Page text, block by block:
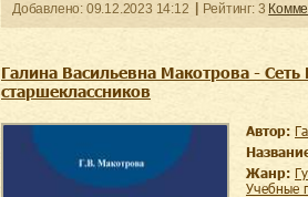
Добавленo: 09.12.2023 14:12 Рейтинг: 3
Галина Васильевна Макотрова -
старшеклассников
Автор:
Жанр:
учебные